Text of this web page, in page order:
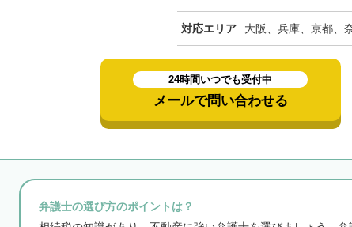
対応エリア 大阪、兵庫、京都、
24時間いつでも受付中
メールで問い合わせる
弁護士の選び方のポイントは？